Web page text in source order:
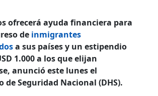
ofrecerá ayuda financiera para
de inmigrantes
a sus países y un estipendio
1.000 a los que elijan
anunció este lunes el
de Seguridad Nacional (DHS).